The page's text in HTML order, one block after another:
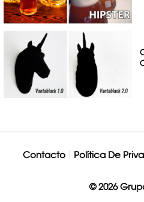
Contacto Política De
© 2026